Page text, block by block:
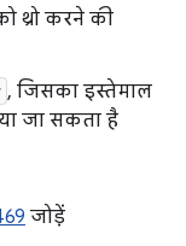
थ्रो करने की
, जिसका इस्तेमाल
जा सकता है
जोड़ें